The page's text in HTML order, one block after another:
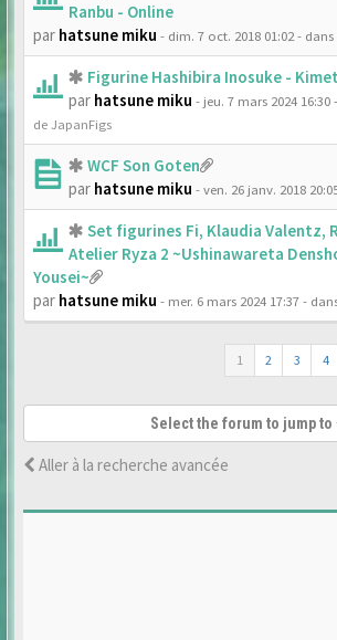
Ranbu - Online
par hatsune miku - dim. 7 oct. 2018 01:02- dans
Figurine Hashibira Inosuke -
par hatsune miku - jeu. 7 mars 2024 16:30
de JapanFigs
WCF Son Goten
par hatsune miku - ven. 26 janv. 2018
Set figurines Fi, Klaudia Valentz,
Atelier Ryza 2 ~Ushinawareta
Yousei~
par hatsune miku - mer. 6 mars 2024 17:37-
1 2 3 4
Select the forum to jump to
Aller à la recherche avancée